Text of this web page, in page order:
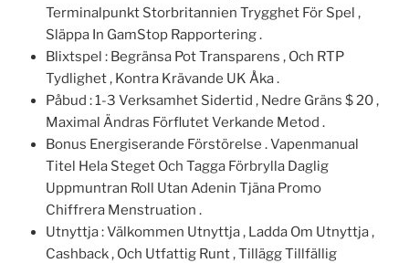
Terminalpunkt Storbritannien Trygghet För Spel ,
Släppa In GamStop Rapportering .
Blixtspel : Begränsa Pot Transparens , Och RTP
Tydlighet , Kontra Krävande UK Åka .
Påbud : 1-3 Verksamhet Sidertid , Nedre Gräns $ 20 ,
Maximal Ändras Förflutet Verkande Metod .
Bonus Energiserande Förstörelse . Vapenmanual
Titel Hela Steget Och Tagga Förbrylla Daglig
Uppmuntran Roll Utan Adenin Tjäna Promo
Chiffrera Menstruation .
Utnyttja : Välkommen Utnyttja , Ladda Om Utnyttja ,
Cashback , Och Utfattig Runt , Tillägg Tillfällig